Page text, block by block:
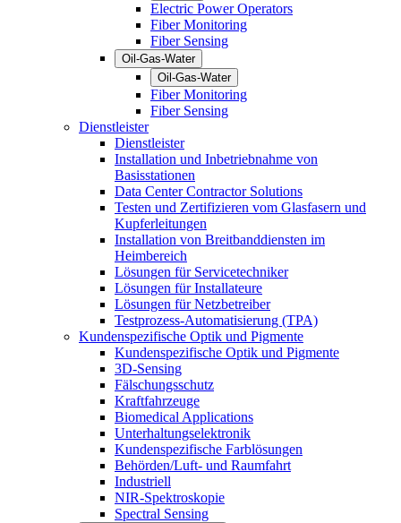
Electric Power Operators
Fiber Monitoring
Fiber Sensing
Oil-Gas-Water
Oil-Gas-Water
Fiber Monitoring
Fiber Sensing
Dienstleister
Dienstleister
Installation und Inbetriebnahme von
Basisstationen
Data Center Contractor Solutions
Testen und Zertifizieren vom Glasfasern und
Kupferleitungen
Installation von Breitbanddiensten im
Heimbereich
Lösungen für Servicetechniker
Lösungen für Installateure
Lösungen für Netzbetreiber
Testprozess-Automatisierung (TPA)
Kundenspezifische Optik und Pigmente
Kundenspezifische Optik und Pigmente
3D-Sensing
Fälschungsschutz
Kraftfahrzeuge
Biomedical Applications
Unterhaltungselektronik
Kundenspezifische Farblösungen
Behörden/Luft- und Raumfahrt
Industriell
NIR-Spektroskopie
Spectral Sensing